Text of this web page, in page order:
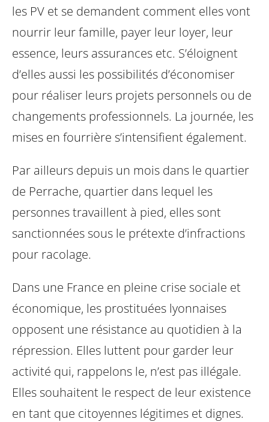
les PV et se demandent comment elles vont
nourrir leur famille, payer leur loyer, leur
essence, leurs assurances etc. S’éloignent
d’elles aussi les possibilités d’économiser
pour réaliser leurs projets personnels ou de
changements professionnels. La journée, les
mises en fourrière s’intensifient également.
Par ailleurs depuis un mois dans le quartier
de Perrache, quartier dans lequel les
personnes travaillent à pied, elles sont
sanctionnées sous le prétexte d’infractions
pour racolage.
Dans une France en pleine crise sociale et
économique, les prostituées lyonnaises
opposent une résistance au quotidien à la
répression. Elles luttent pour garder leur
activité qui, rappelons le, n’est pas illégale.
Elles souhaitent le respect de leur existence
en tant que citoyennes légitimes et dignes.